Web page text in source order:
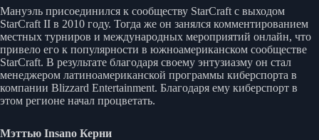
Мануэль присоединился к сообществу StarCraft с выходом
StarCraft II в 2010 году. Тогда же он занялся комментированием
местных турниров и международных мероприятий онлайн, что
привело его к популярности в южноамериканском сообществе
StarCraft. В результате благодаря своему энтузиазму он стал
менеджером латиноамериканской программы киберспорта в
компании Blizzard Entertainment. Благодаря ему киберспорт в
этом регионе начал процветать.
Мэттью Insano Керни